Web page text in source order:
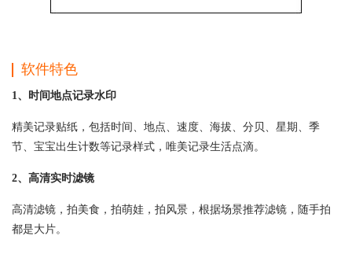
软件特色
1、时间地点记录水印
精美记录贴纸，包括时间、地点、速度、海拔、分贝、星期、季
节、宝宝出生计数等记录样式，唯美记录生活点滴。
2、高清实时滤镜
高清滤镜，拍美食，拍萌娃，拍风景，根据场景推荐滤镜，随手拍
都是大片。